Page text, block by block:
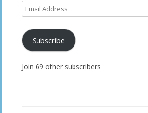
Email
Address
Subscribe
Join 69 other subscribers